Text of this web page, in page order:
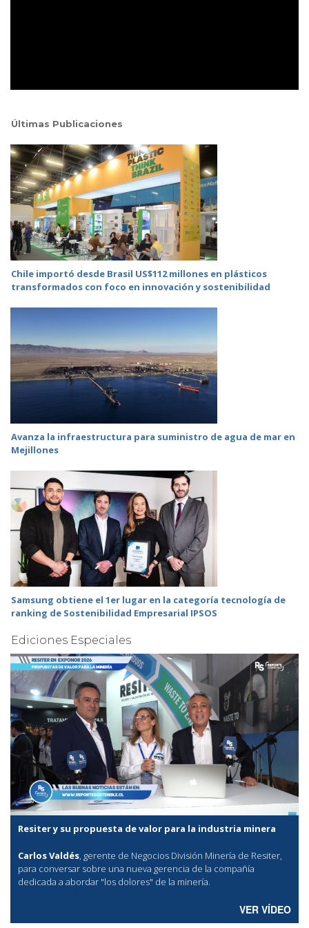
Últimas Publicaciones
Chile importó desde Brasil US$112 millones en plásticos
transformados con foco en innovación y sostenibilidad
Avanza la infraestructura para suministro de agua de mar en
Mejillones
Samsung obtiene el 1er lugar en la categoría tecnología de
ranking de Sostenibilidad Empresarial IPSOS
Ediciones Especiales
Resiter y su propuesta de valor para la industria minera
Carlos Valdés, gerente de Negocios División Minería de Resiter,
para conversar sobre una nueva gerencia de la compañía
dedicada a abordar "los dolores" de la minería.
VER VÍDEO